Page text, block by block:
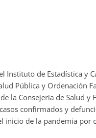
de Estadística y
Pública y Ordenación
la Consejería de Salud y
confirmados y
inicio de la pandemia por